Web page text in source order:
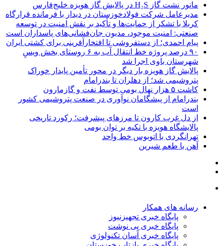
مانور نشت گاز H₂S در پالایش گاز هویزه خلیج‌فارس
مدیرعامل شرکت فولادخوزستان در دیدار با فرمانده قرارگاه
کربلا با تشکر از حمایت‌ها و تأکید بر نقش امنیت در توسعه
صنعتی: امنیت موجود، مدیون جان‌فشانی‌های پاسداران است
پیام احمدی؛ از دستفروشی تا افتخارآفرینی برای کشتی ایران
۹۰ درصد پروژه خط انتقال آب به ۶ روستای بخش ویسِ
شهرستان باوی اجرا شد
پالایش گاز هویزه بار دیگر در محور تأمین پایدار خوراک
پتروشیمی شد؛ از دهلران تا بندرامام
کاشت ۵ هزار نهال بومی توسط نفت و گازمارون
بندرامام از پیشگامان نوآوری در صنعت پتروشیمی کشور
است
از دل غرب کارون تا مرزهای پیشرفت؛ رکورد تاریخی
پالایشگاه هویزه با تکیه بر توان بومی
تهرانگردی با اتوبوس خط واحد
آهن با طعم شیرین
رسانه های همکار
پایگاه خبری تجهیزنیوز
پایگاه خبری پی نوشت
پایگاه خبری آسان تکنولوژی